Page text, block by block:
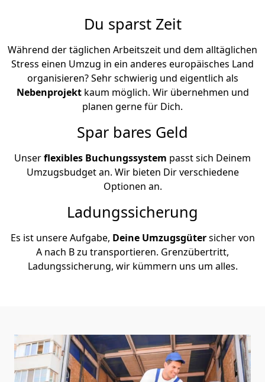
Du sparst Zeit
Während der täglichen Arbeitszeit und dem alltäglichen
Stress einen Umzug in ein anderes europäisches Land
organisieren? Sehr schwierig und eigentlich als
Nebenprojekt kaum möglich. Wir übernehmen und
planen gerne für Dich.
Spar bares Geld
Unserflexibles Buchungssystem passt sich Deinem
Umzugsbudget an. Wir bieten Dir verschiedene
Optionen an.
Ladungssicherung
Es ist unsere Aufgabe, Deine Umzugsgütersicher von
A nach B zu transportieren. Grenzübertritt,
Ladungssicherung, wir kümmern uns um alles.